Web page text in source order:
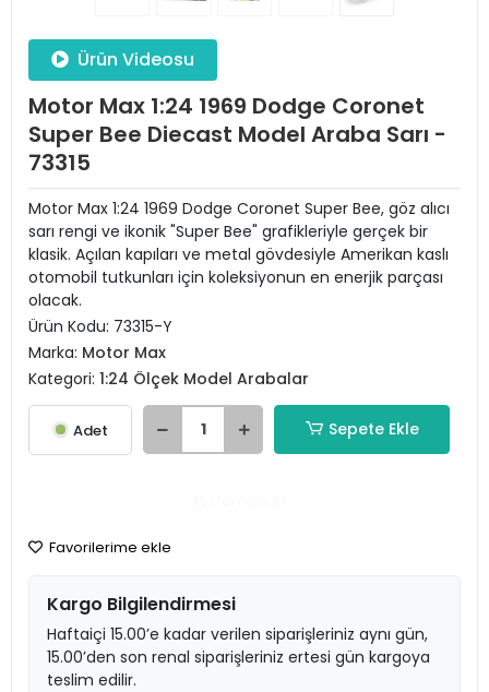
Ürün Videosu
Motor Max 1:24 1969 Dodge Coronet
Super Bee Diecast Model Araba Sarı -
73315
Motor Max 1:24 1969 Dodge Coronet Super Bee, göz alıcı
sarı rengi ve ikonik "Super Bee" grafikleriyle gerçek bir
klasik. Açılan kapıları ve metal gövdesiyle Amerikan kaslı
otomobil tutkunları için koleksiyonun en enerjik parçası
olacak.
Ürün Kodu: 73315-Y
Marka: Motor Max
Kategori: 1:24 Ölçek Model Arabalar
Adet Sepete Ekle
Favorilerime ekle
Kargo Bilgilendirmesi
Haftaiçi 15.00’e kadar verilen siparişleriniz aynı gün,
15.00’den son renal siparişleriniz ertesi gün kargoya
teslim edilir.